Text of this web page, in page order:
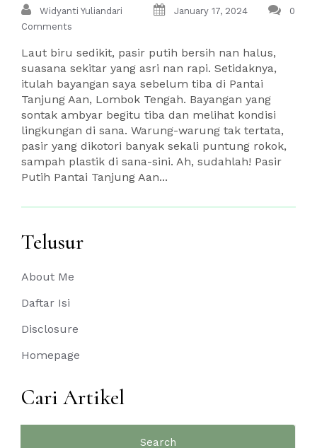
Widyanti Yuliandari January 17, 2024
0
Comments
Laut biru sedikit, pasir putih bersih nan halus,
suasana sekitar yang asri nan rapi. Setidaknya,
itulah bayangan saya sebelum tiba di Pantai
Tanjung Aan, Lombok Tengah. Bayangan yang
sontak ambyar begitu tiba dan melihat kondisi
lingkungan di sana. Warung-warung tak tertata,
pasir yang dikotori banyak sekali puntung rokok,
sampah plastik di sana-sini. Ah, sudahlah! Pasir
Putih Pantai Tanjung Aan...
Telusur
About Me
Daftar Isi
Disclosure
Homepage
Cari Artikel